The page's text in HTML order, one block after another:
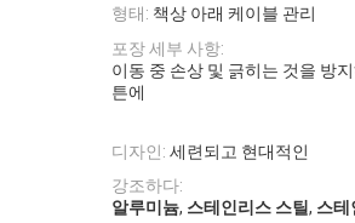
형태: 책상 아래 케이블 관리
포장 세부 사항:
이동 중 손상 및 긁히는 것을 방
튼에
디자인: 세련되고 현대적인
강조하다:
알루미늄, 스테인리스 스틸, 스테